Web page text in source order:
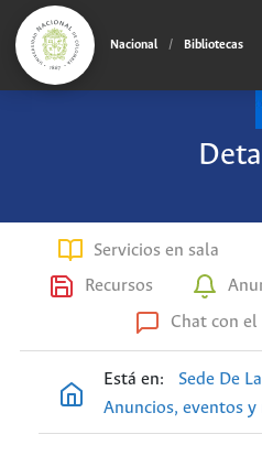
Nacional / Bibliotecas
Servicios en sala
Recursos
Chat con
Está en: Sede De
Anuncios, eventos y